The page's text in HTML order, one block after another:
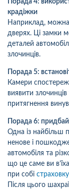
Порада 4:
крадіжки
Наприклад, можна
дверях. Ці замки
деталей
злочинців.
Порада 5:
Камери
виявити
притягнення
Порада 6:
Одна із найбільш
ненове і
автомобіля та
що це саме ви
при собі
Після цього